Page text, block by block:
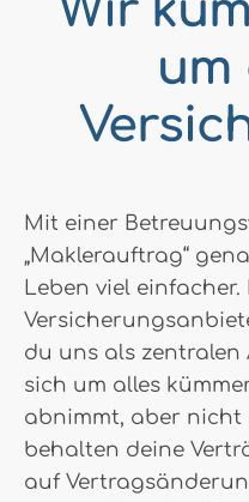
Wir
um
Mit einer
„Maklerauftrag“
Leben viel
du uns als
sich um alles
abnimmt, aber nicht
behalten deine
auf